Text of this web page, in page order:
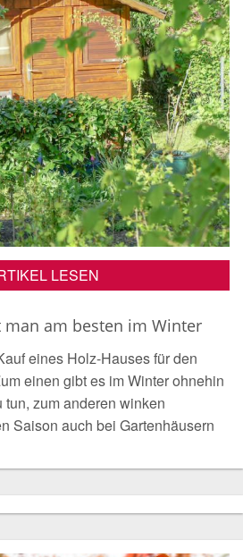
LESEN
man am besten im Winter
eines Holz-Hauses für den
einen gibt es im Winter ohnehin
zum anderen winken
Saison auch bei Gartenhäusern